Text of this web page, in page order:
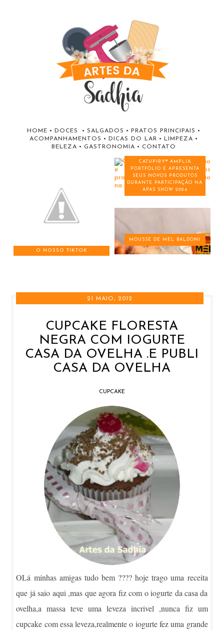
HOME • DOCES • SALGADOS • PRATOS PRINCIPAIS •
ACOMPANHAMENTOS • DICAS DO LAR • LIMPEZA •
BELEZA • GASTRONOMIA • CONTATO
O NOSSO TIKTOK
CATUPIRY® AMPLIA
PORTFÓLIO E APRESENTA
SEUS NOVOS PRODUTOS
DURANTE PARTICIPAÇÃO NA
APAS SHOW 2024
MOUSSE DE MEL BALDONI
21 MAIO, 2012
CUPCAKE FLORESTA
NEGRA COM IOGURTE
CASA DA OVELHA .E PUBLI
CASA DA OVELHA
CUPCAKE
OLá minhas amigas tudo bem ???? hoje trago uma receita
que já saio aqui ,mas que agora fiz com o iogurte da casa da
ovelha,a massa teve uma leveza incrivel ,nunca fiz um
cupcake com essa leveza,realmente o iogurte fez uma grande